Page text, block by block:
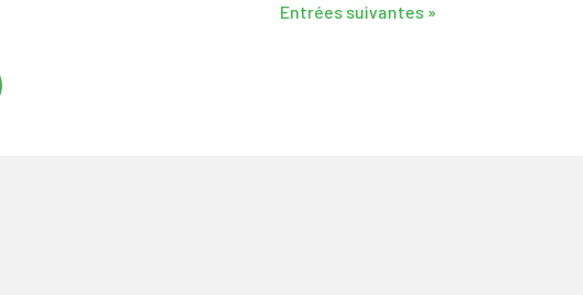
Entrées suivantes »